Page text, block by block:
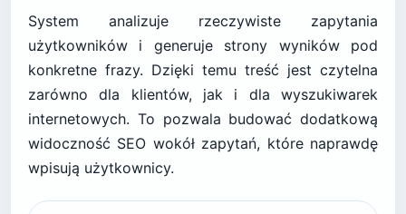
System analizuje rzeczywiste zapytania
użytkowników i generuje strony wyników pod
konkretne frazy. Dzięki temu treść jest czytelna
zarówno dla klientów, jak i dla wyszukiwarek
internetowych. To pozwala budować dodatkową
widoczność SEO wokół zapytań, które naprawdę
wpisują użytkownicy.